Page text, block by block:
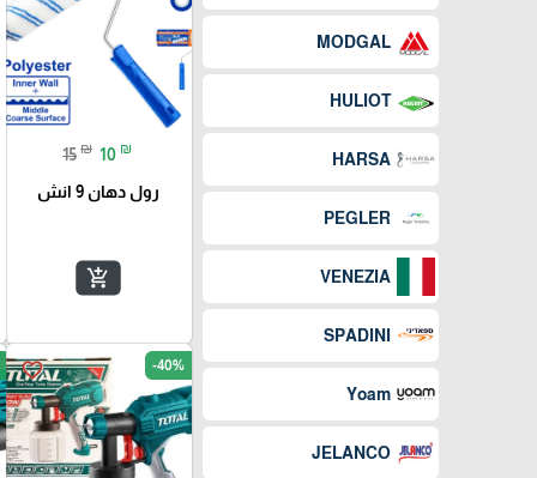
MODGAL
HULIOT
HARSA
PEGLER
VENEZIA
SPADINI
Yoam
JELANCO
15 ₪ 10 ₪
رول دهان 9 انش
add_shopping_cart
favorite_border -40%